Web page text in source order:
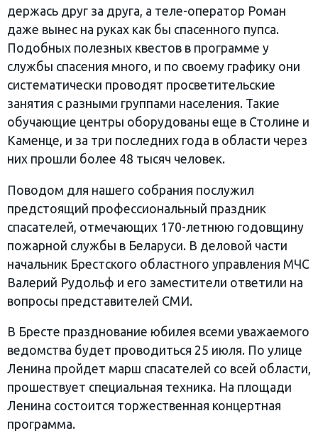
держась друг за друга, а теле-оператор Роман
даже вынес на руках как бы спасенного пупса.
Подобных полезных квестов в программе у
службы спасения много, и по своему графику они
систематически проводят просветительские
занятия с разными группами населения. Такие
обучающие центры оборудованы еще в Столине и
Каменце, и за три последних года в области через
них прошли более 48 тысяч человек.
Поводом для нашего собрания послужил
предстоящий профессиональный праздник
спасателей, отмечающих 170-летнюю годовщину
пожарной службы в Беларуси. В деловой части
начальник Брестского областного управления МЧС
Валерий Рудольф и его заместители ответили на
вопросы представителей СМИ.
В Бресте празднование юбилея всеми уважаемого
ведомства будет проводиться 25 июля. По улице
Ленина пройдет марш спасателей со всей области,
прошествует специальная техника. На площади
Ленина состоится торжественная концертная
программа.